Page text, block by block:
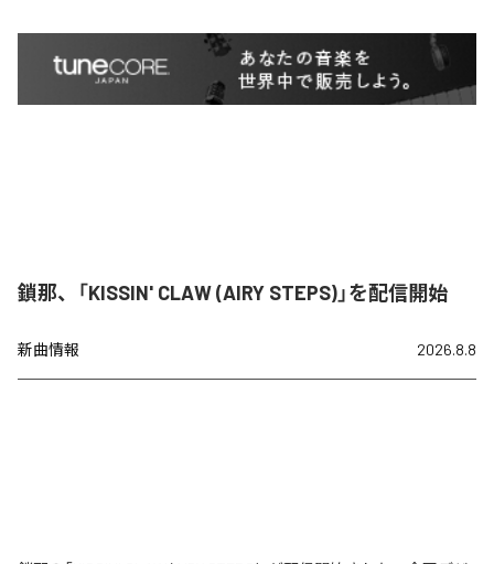
鎖那、「KISSIN' CLAW (AIRY STEPS)」を配信開始
新曲情報 2026.8.8